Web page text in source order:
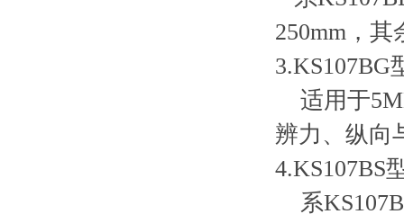
250mm，
3.KS107BG
适用于
辨力、纵向
4.KS107BS
系